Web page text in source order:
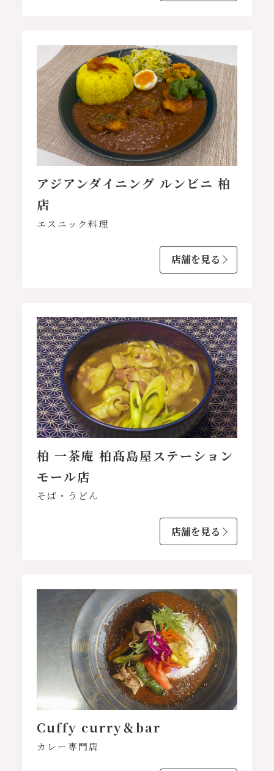
アジアンダイニング ルンビニ 柏
店
エスニック料理
店舗を見る
柏 一茶庵 柏髙島屋ステーション
モール店
そば・うどん
店舗を見る
Cuffy curry＆bar
カレー専門店